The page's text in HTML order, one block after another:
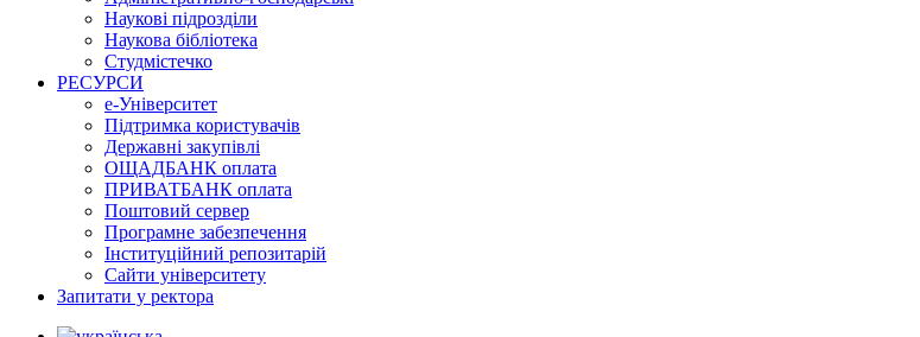
Наукові підрозділи
Наукова бібліотека
Студмістечко
РЕСУРСИ
е-Університет
Підтримка користувачів
Державні закупівлі
ОЩАДБАНК оплата
ПРИВАТБАНК оплата
Поштовий сервер
Програмне забезпечення
Інституційний репозитарій
Сайти університету
Запитати у ректора